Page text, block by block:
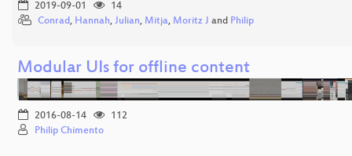
2019-09-01
14
Conrad, Hannah, Julian, Mitja, Moritz J and Philip
Modular UIs for offline content
2016-08-14
112
Philip Chimento